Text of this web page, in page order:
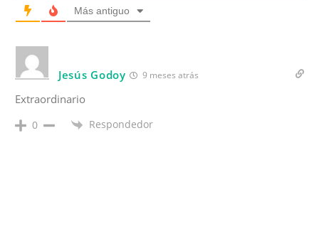
Más antiguo
Jesús Godoy 9 meses atrás
Extraordinario
0 Respondedor